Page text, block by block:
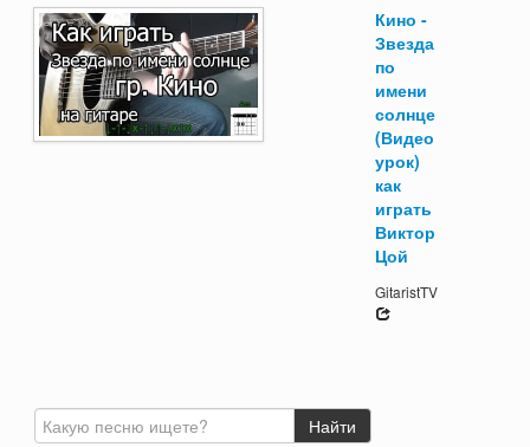
Кино -
Звезда
по
имени
солнце
(Видео
урок)
как
играть
Виктор
Цой
GitaristTV